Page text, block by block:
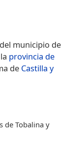
del municipio de
provincia de
de Castilla y
de Tobalina y